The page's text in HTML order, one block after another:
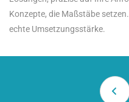
Konzepte, die Maßstäbe
echte Umsetzungsstärke.